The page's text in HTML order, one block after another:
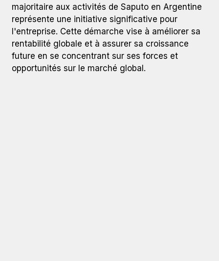
majoritaire aux activités de Saputo en Argentine
représente une initiative significative pour
l'entreprise. Cette démarche vise à améliorer sa
rentabilité globale et à assurer sa croissance
future en se concentrant sur ses forces et
opportunités sur le marché global.